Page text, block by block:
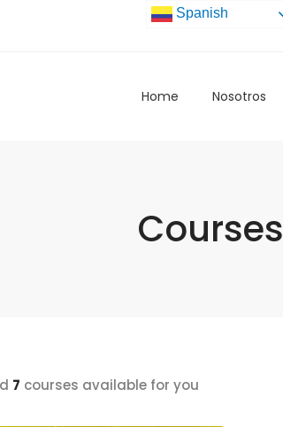
Home Nosotros
Courses
7 courses available for you
Spanish